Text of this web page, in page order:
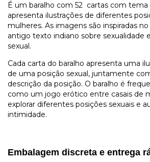
É um baralho com 52 cartas com
apresenta ilustrações de diferentes
mulheres. As imagens são inspiradas
antigo texto indiano sobre sexualidade
sexual.
Cada carta do baralho apresenta uma
de uma posição sexual, juntamente
descrição da posição. O baralho é
como um jogo erótico entre casais de
explorar diferentes posições sexuais e
intimidade.
Embalagem discreta e entrega